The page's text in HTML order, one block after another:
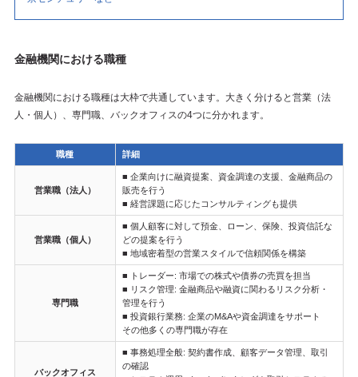
金融機関における職種
金融機関における職種は大枠で共通しています。大きく分けると営業（法
人・個人）、専門職、バックオフィスの4つに分かれます。
職種 詳細
営業職（法人）
■ 企業向けに融資提案、資金調達の支援、金融商品の
販売を行う
■ 経営課題に応じたコンサルティングも提供
営業職（個人）
■ 個人顧客に対して預金、ローン、保険、投資信託な
どの提案を行う
■ 地域密着型の営業スタイルで信頼関係を構築
専門職
■ トレーダー: 市場での株式や債券の売買を担当
■ リスク管理: 金融商品や融資に関わるリスク分析・
管理を行う
■ 投資銀行業務: 企業のM&Aや資金調達をサポート
その他多くの専門職が存在
バックオフィス
■ 事務処理全般: 契約書作成、顧客データ管理、取引
の確認